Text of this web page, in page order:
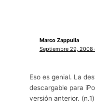
Marco Zappulla
Septiembre 29, 2008
Eso es genial. La
descargable para
versión anterior.